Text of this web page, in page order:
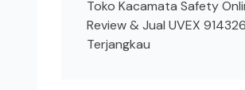
Toko Kacamata Safety
Review & Jual UVEX
Terjangkau